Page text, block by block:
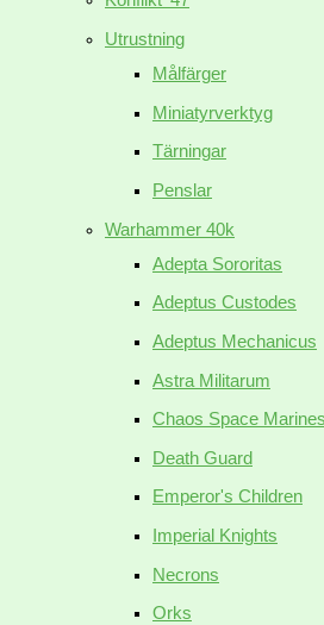
Utrustning
Målfärger
Miniatyrverktyg
Tärningar
Penslar
Warhammer 40k
Adepta Sororitas
Adeptus Custodes
Adeptus Mechanicus
Astra Militarum
Chaos Space Marines
Death Guard
Emperor's Children
Imperial Knights
Necrons
Orks